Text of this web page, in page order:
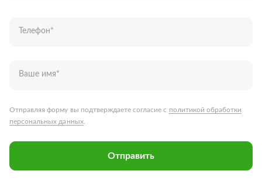
Запчасти для грузовых автомобилей
Каталог запчастей
Спецпредложения